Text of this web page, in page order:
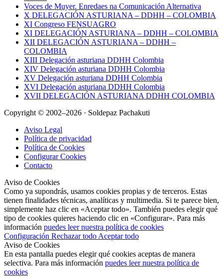
Voces de Muyer. Enredaes na Comunicación Alternativa
X DELEGACIÓN ASTURIANA – DDHH – COLOMBIA
XI Congreso FENSUAGRO
XI DELEGACIÓN ASTURIANA – DDHH – COLOMBIA
XII DELEGACIÓN ASTURIANA – DDHH –
COLOMBIA
XIII Delegación asturiana DDHH Colombia
XIV Delegación asturiana DDHH Colombia
XV Delegación asturiana DDHH Colombia
XVI Delegación asturiana DDHH Colombia
XVII DELEGACIÓN ASTURIANA DDHH COLOMBIA
Copyright © 2002–2026 · Soldepaz Pachakuti
Aviso Legal
Política de privacidad
Política de Cookies
Configurar Cookies
Contacto
Aviso de Cookies
Como ya supondrás, usamos cookies propias y de terceros. Estas
tienen finalidades técnicas, analíticas y multimedia. Si te parece bien,
simplemente haz clic en «Aceptar todo». También puedes elegir qué
tipo de cookies quieres haciendo clic en «Configurar». Para más
información puedes leer nuestra política de cookies
Configuración Rechazar todo Aceptar todo
Aviso de Cookies
En esta pantalla puedes elegir qué cookies aceptas de manera
selectiva. Para más información puedes leer nuestra política de
cookies